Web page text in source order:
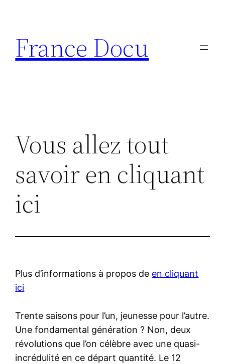
contenu
France Docu
Vous allez tout
savoir en cliquant
ici
Plus d’informations à propos de en cliquant
ici
Trente saisons pour l’un, jeunesse pour l’autre.
Une fondamental génération ? Non, deux
révolutions que l’on célèbre avec une quasi-
incrédulité en ce départ quantité. Le 12